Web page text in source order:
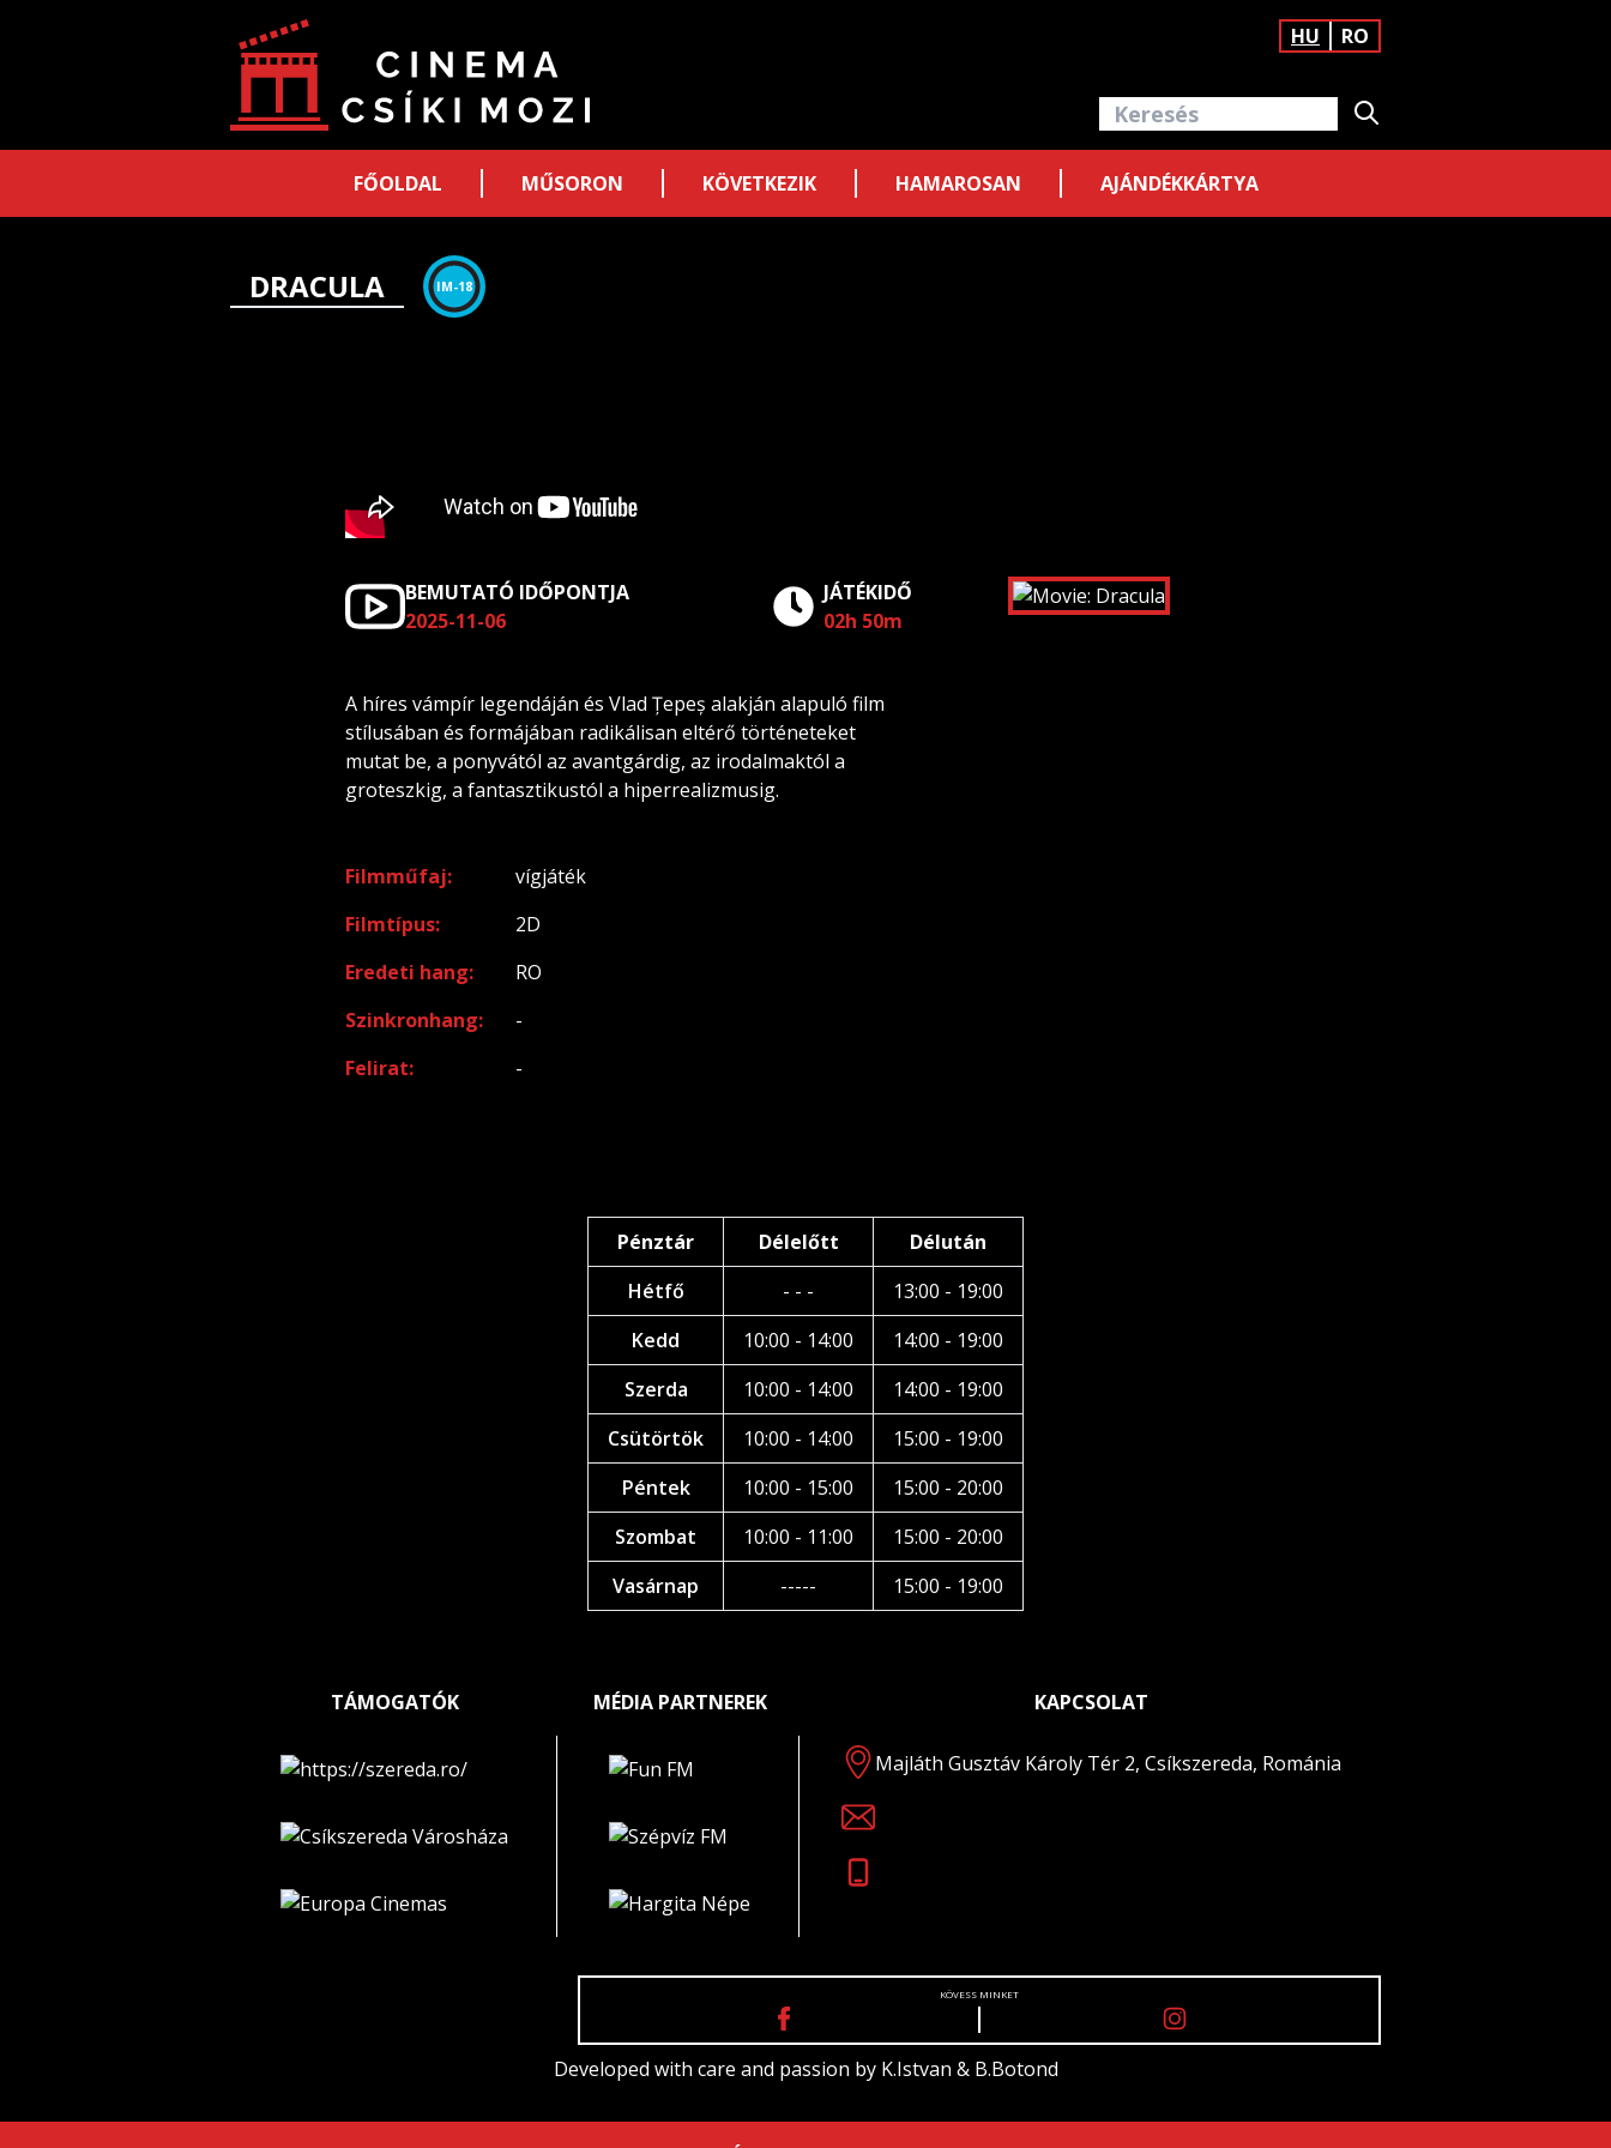
HU RO
FŐOLDAL MŰSORON KÖVETKEZIK HAMAROSAN AJÁNDÉKKÁRTYA
DRACULA IM-18
BEMUTATÓ IDŐPONTJA
2025-11-06
JÁTÉKIDŐ
02h 50m
A híres vámpír legendáján és Vlad Țepeș alakján alapuló film
stílusában és formájában radikálisan eltérő történeteket
mutat be, a ponyvától az avantgárdig, az irodalmaktól a
groteszkig, a fantasztikustól a hiperrealizmusig.
Filmműfaj
vígjáték
Filmtípus
2D
Eredeti hang
RO
Szinkronhang
-
Felirat
-
Pénztár Délelőtt
Délután
Hétfő
- - -
13:00 - 19:00
Kedd
10:00 - 14:00
14:00 - 19:00
Szerda
10:00 - 14:00
14:00 - 19:00
Csütörtök
10:00 - 14:00
15:00 - 19:00
Péntek
10:00 - 15:00
15:00 - 20:00
Szombat
10:00 - 11:00
15:00 - 20:00
Vasárnap
----- 15:00 - 19:00
TÁMOGATÓK MÉDIA PARTNEREK KAPCSOLAT
Majláth Gusztáv Károly Tér 2, Csíkszereda, Románia
KÖVESS MINKET
Developed with care and passion by K.Istvan & B.Botond